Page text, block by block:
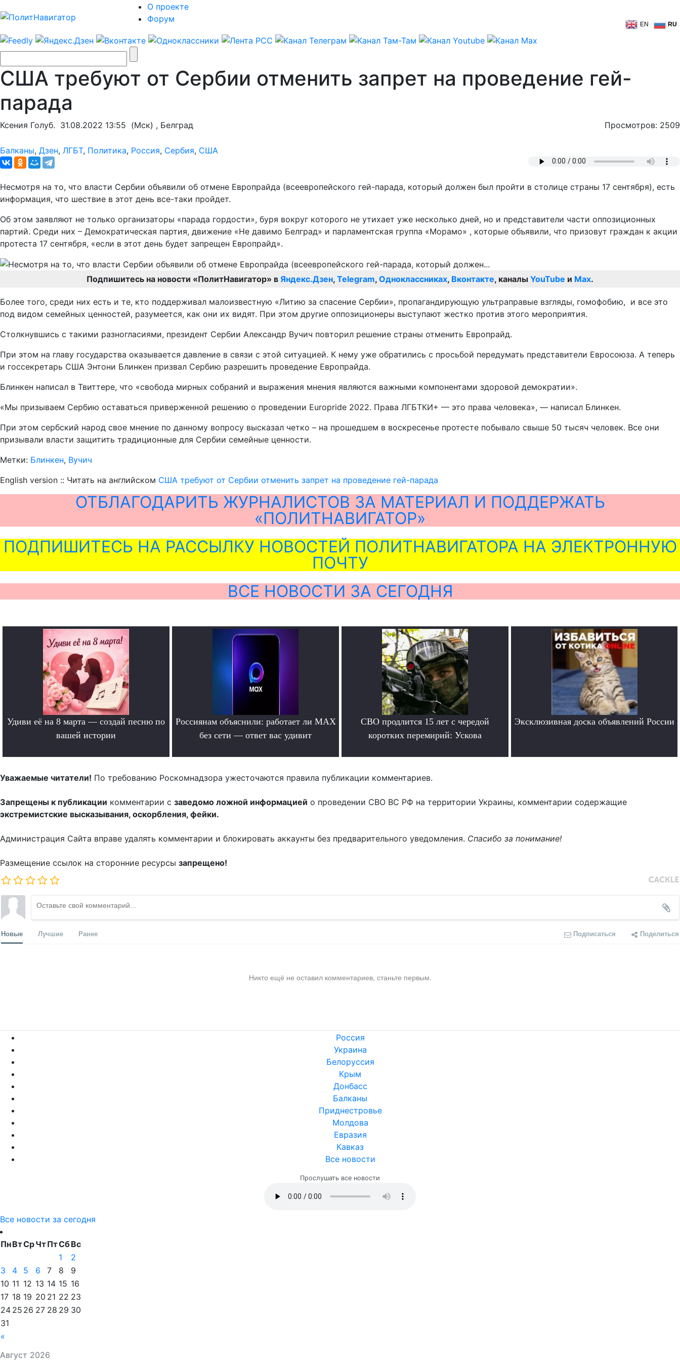
О проекте
Форум
EN RU
США требуют от Сербии отменить запрет на проведение гей-
парада
Ксения Голуб. 31.08.2022 13:55 (Мск) , Белград Просмотров: 2509
Балканы, Дзен, ЛГБТ, Политика, Россия, Сербия, США
Несмотря на то, что власти Сербии объявили об отмене Европрайда (всеевропейского гей-парада, который должен был пройти в столице страны 17 сентября), есть
информация, что шествие в этот день все-таки пройдет.
Об этом заявляют не только организаторы «парада гордости», буря вокруг которого не утихает уже несколько дней, но и представители части оппозиционных
партий. Среди них – Демократическая партия, движение «Не давимо Белград» и парламентская группа «Морамо» , которые объявили, что призовут граждан к акции
протеста 17 сентября, «если в этот день будет запрещен Европрайд».
Подпишитесь на новости «ПолитНавигатор» в Яндекс.Дзен, Telegram, Одноклассниках, Вконтакте, каналы YouTube и Max.
Более того, среди них есть и те, кто поддерживал малоизвестную «Литию за спасение Сербии», пропагандирующую ультраправые взгляды, гомофобию, и все это
под видом семейных ценностей, разумеется, как они их видят. При этом другие оппозиционеры выступают жестко против этого мероприятия.
Столкнувшись с такими разногласиями, президент Сербии Александр Вучич повторил решение страны отменить Европрайд.
При этом на главу государства оказывается давление в связи с этой ситуацией. К нему уже обратились с просьбой передумать представители Евросоюза. А теперь
и госсекретарь США Энтони Блинкен призвал Сербию разрешить проведение Европрайда.
Блинкен написал в Твиттере, что «свобода мирных собраний и выражения мнения являются важными компонентами здоровой демократии».
«Мы призываем Сербию оставаться приверженной решению о проведении Europride 2022. Права ЛГБТКИ+ — это права человека», — написал Блинкен.
При этом сербский народ свое мнение по данному вопросу высказал четко – на прошедшем в воскресенье протесте побывало свыше 50 тысяч человек. Все они
призывали власти защитить традиционные для Сербии семейные ценности.
Метки: Блинкен, Вучич
English version :: Читать на английском США требуют от Сербии отменить запрет на проведение гей-парада
ОТБЛАГОДАРИТЬ ЖУРНАЛИСТОВ ЗА МАТЕРИАЛ И ПОДДЕРЖАТЬ
«ПОЛИТНАВИГАТОР»
ПОДПИШИТЕСЬ НА РАССЫЛКУ НОВОСТЕЙ ПОЛИТНАВИГАТОРА НА ЭЛЕКТРОННУЮ
ПОЧТУ
ВСЕ НОВОСТИ ЗА СЕГОДНЯ
Удиви её на 8 марта — создай песню по
вашей истории
Россиянам объяснили: работает ли MAX
без сети — ответ вас удивит
СВО продлится 15 лет с чередой
коротких перемирий: Ускова
Эксклюзивная доска объявлений России
Уважаемые читатели! По требованию Роскомнадзора ужесточаются правила публикации комментариев.
Запрещены к публикации комментарии с заведомо ложной информацией о проведении СВО ВС РФ на территории Украины, комментарии содержащие
экстремистские высказывания, оскорбления, фейки.
Администрация Сайта вправе удалять комментарии и блокировать аккаунты без предварительного уведомления. Спасибо за понимание!
Размещение ссылок на сторонние ресурсы запрещено!
Новые Лучшие Ранее Подписаться Поделиться
Никто ещё не оставил комментариев, станьте первым.
Россия
Украина
Белоруссия
Крым
Донбасс
Балканы
Приднестровье
Молдова
Евразия
Кавказ
Все новости
Прослушать все новости
Все новости за сегодня
Август 2026
ПнВтСрЧтПтСбВс
«
1
2
3
4 5 6 7 8
9
10 11 12 13 14 15 16
17 18 19 20 21 22 23
24 25 26 27 28 29 30
31